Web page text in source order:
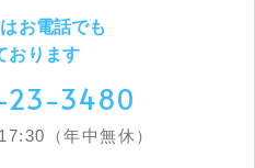
お電話でも
おります
23-3480
（年中無休）